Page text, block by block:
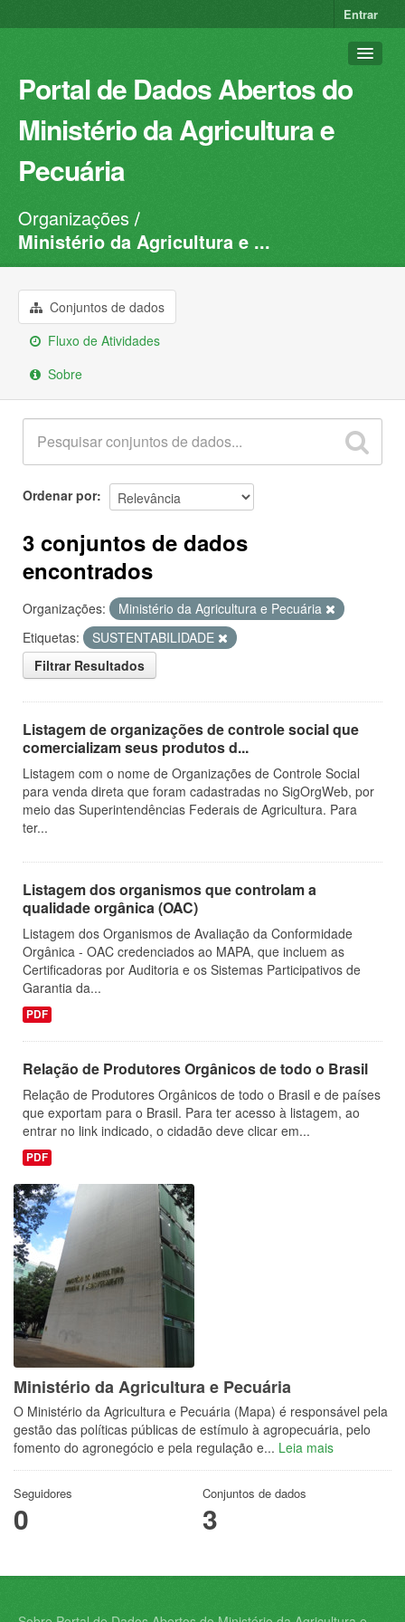
Entrar
Portal de Dados Abertos do
Ministério da Agricultura e
Pecuária
Conjuntos de dados
Organizações
Sobre
Organizações
Ministério da Agricultura e ...
Conjuntos de dados
Fluxo de Atividades
Sobre
Ordenar por
3 conjuntos de dados
encontrados
Organizações:
Ministério da Agricultura e Pecuária
Etiquetas:
SUSTENTABILIDADE
Filtrar Resultados
Listagem de organizações de controle social que
comercializam seus produtos d...
Listagem com o nome de Organizações de Controle Social
para venda direta que foram cadastradas no SigOrgWeb, por
meio das Superintendências Federais de Agricultura. Para
ter...
Listagem dos organismos que controlam a
qualidade orgânica (OAC)
Listagem dos Organismos de Avaliação da Conformidade
Orgânica - OAC credenciados ao MAPA, que incluem as
Certificadoras por Auditoria e os Sistemas Participativos de
Garantia da...
PDF
Relação de Produtores Orgânicos de todo o Brasil
Relação de Produtores Orgânicos de todo o Brasil e de países
que exportam para o Brasil. Para ter acesso à listagem, ao
entrar no link indicado, o cidadão deve clicar em...
PDF
Ministério da Agricultura e Pecuária
O Ministério da Agricultura e Pecuária (Mapa) é responsável pela
gestão das políticas públicas de estímulo à agropecuária, pelo
fomento do agronegócio e pela regulação e... Leia mais
Seguidores
0
Conjuntos de dados
3